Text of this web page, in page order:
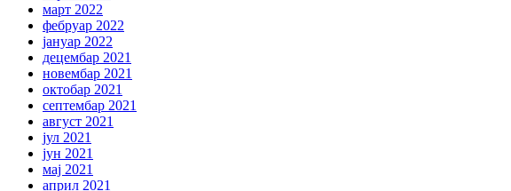
март 2022
фебруар 2022
јануар 2022
децембар 2021
новембар 2021
октобар 2021
септембар 2021
август 2021
јул 2021
јун 2021
мај 2021
април 2021